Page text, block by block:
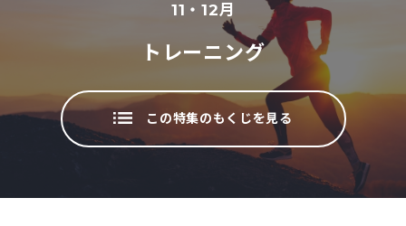
11 ・ 12月
トレーニング
この特集のもくじを見る